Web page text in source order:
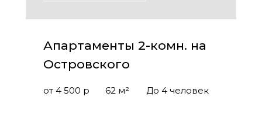
Апартаменты 2-комн. на
Островского
от 4 500 р 62 м² До 4 человек